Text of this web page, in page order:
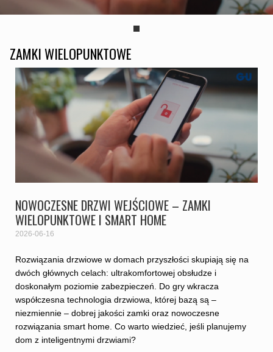
ZAMKI WIELOPUNKTOWE
NOWOCZESNE DRZWI WEJŚCIOWE – ZAMKI
WIELOPUNKTOWE I SMART HOME
2026-06-16
Rozwiązania drzwiowe w domach przyszłości skupiają się na
dwóch głównych celach: ultrakomfortowej obsłudze i
doskonałym poziomie zabezpieczeń. Do gry wkracza
współczesna technologia drzwiowa, której bazą są –
niezmiennie – dobrej jakości zamki oraz nowoczesne
rozwiązania smart home. Co warto wiedzieć, jeśli planujemy
dom z inteligentnymi drzwiami?